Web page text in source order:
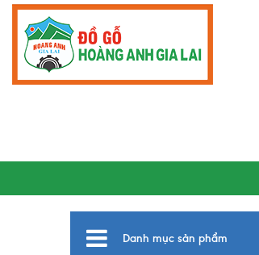
Danh mục sản phẩm